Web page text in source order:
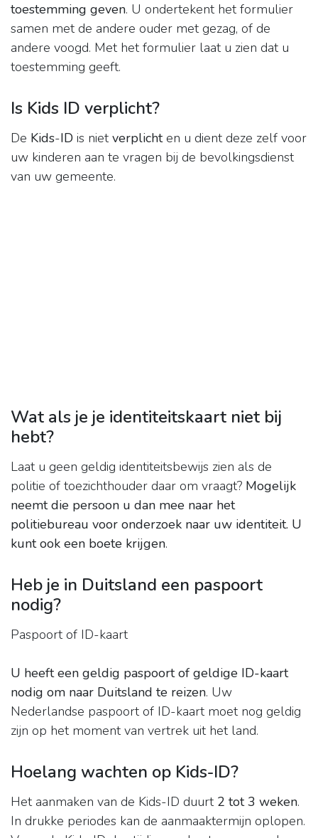
toestemming geven. U ondertekent het formulier
samen met de andere ouder met gezag, of de
andere voogd. Met het formulier laat u zien dat u
toestemming geeft.
Is Kids ID verplicht?
De Kids-ID is nietverplichten u dient deze zelf voor
uw kinderen aan te vragen bij de bevolkingsdienst
van uw gemeente.
Wat als je je identiteitskaart niet bij
hebt?
Laat u geen geldig identiteitsbewijs zien als de
politie of toezichthouder daar om vraagt? Mogelijk
neemt die persoon u dan mee naar het
politiebureau voor onderzoek naar uw identiteit. U
kunt ook een boete krijgen.
Heb je in Duitsland een paspoort
nodig?
Paspoort of ID-kaart
U heeft een geldig paspoort of geldige ID-kaart
nodig om naar Duitsland te reizen. Uw
Nederlandse paspoort of ID-kaart moet nog geldig
zijn op het moment van vertrek uit het land.
Hoelang wachten op Kids-ID?
Het aanmaken van de Kids-ID duurt 2 tot 3 weken.
In drukke periodes kan de aanmaaktermijn oplopen.